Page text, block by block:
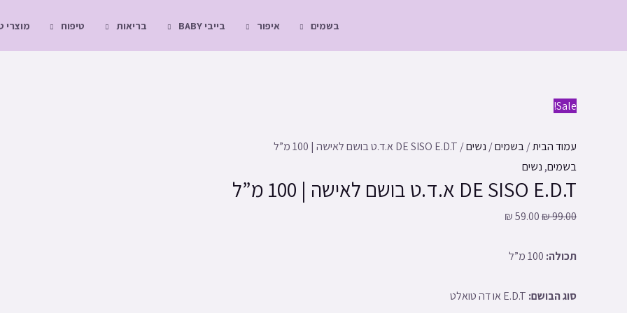
בשמים איפור בייבי BABY בריאות טיפוח מוצרי
Sale!
עמוד הבית/בשמים/ נשים/ DE SISO E.D.T א.ד.ט בושם לאישה | 100 מ”ל
בשמים, נשים
DE SISO E.D.T א.ד.ט בושם לאישה | 100 מ”ל
₪99.00
₪59.00
תכולה: 100 מ”ל
סוג הבושם:
כמות
DE
SISO
E.D.T